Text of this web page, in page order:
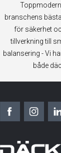
branschens
för säkerhet
tillverkning till
balansering - Vi
både